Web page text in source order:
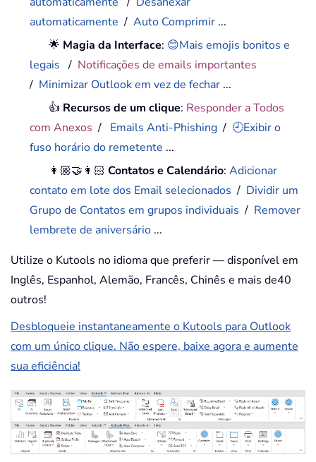
automaticamente /Auto Comprimir ...
🌟 Magia da Interface: 😊Mais emojis bonitos e
legais / Notificações de emails importantes
/ Minimizar Outlook em vez de fechar ...
👍 Recursos de um clique: Responder a Todos
com Anexos / Emails Anti-Phishing / 🕘Exibir o
fuso horário do remetente ...
👩🏼‍🤝‍👩🏻Contatos e Calendário:Adicionar
contato em lote dos Email selecionados / Dividir um
Grupo de Contatos em grupos individuais / Remover
lembrete de aniversário ...
Utilize o Kutools no idioma que preferir — disponível em
Inglês, Espanhol, Alemão, Francês, Chinês e mais de40
outros!
Desbloqueie instantaneamente o Kutools para Outlook
com um único clique. Não espere, baixe agora e aumente
sua eficiência!